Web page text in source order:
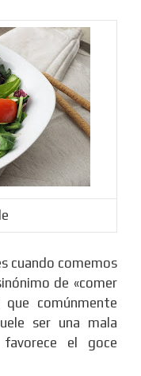
cuando comemos
de «comer
comúnmente
ser una mala
el goce